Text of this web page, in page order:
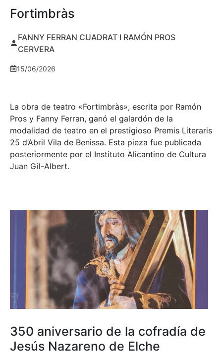
Fortimbràs
FANNY FERRAN CUADRAT I RAMÓN PROS
CERVERA
15/06/2026
La obra de teatro «Fortimbràs», escrita por Ramón
Pros y Fanny Ferran, ganó el galardón de la
modalidad de teatro en el prestigioso Premis Literaris
25 d’Abril Vila de Benissa. Esta pieza fue publicada
posteriormente por el Instituto Alicantino de Cultura
Juan Gil-Albert.
350 aniversario de la cofradía de
Jesús Nazareno de Elche